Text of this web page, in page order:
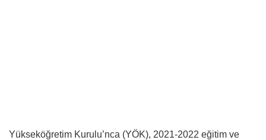
Yükseköğretim Kurulu’nca (YÖK), 2021-2022 eğitim ve